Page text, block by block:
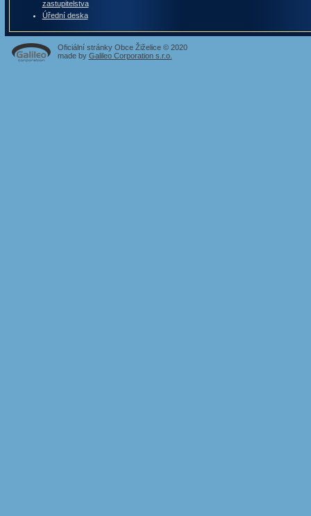
zastupitelstva
Úřední deska
Oficiální stránky Obce Žiželice © 2020
made by Galileo Corporation s.r.o.